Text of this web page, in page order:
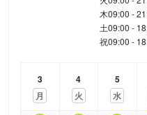
木09:00 -
土09:00 -
祝09:00 -
3
月
4
火
5
水